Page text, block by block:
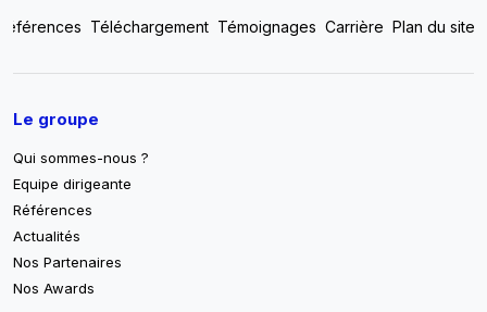
Téléchargement Témoignages Carrière Plan du site
Le groupe
Qui sommes-nous ?
Equipe dirigeante
Références
Actualités
Nos Partenaires
Nos Awards